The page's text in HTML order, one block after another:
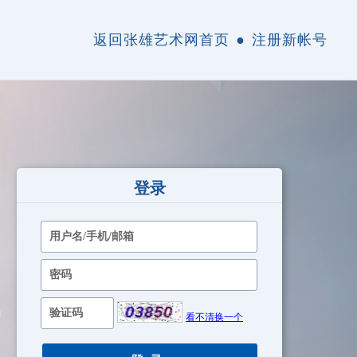
返回张雄艺术网首页 ● 注册新帐号
登录
看不清换一个